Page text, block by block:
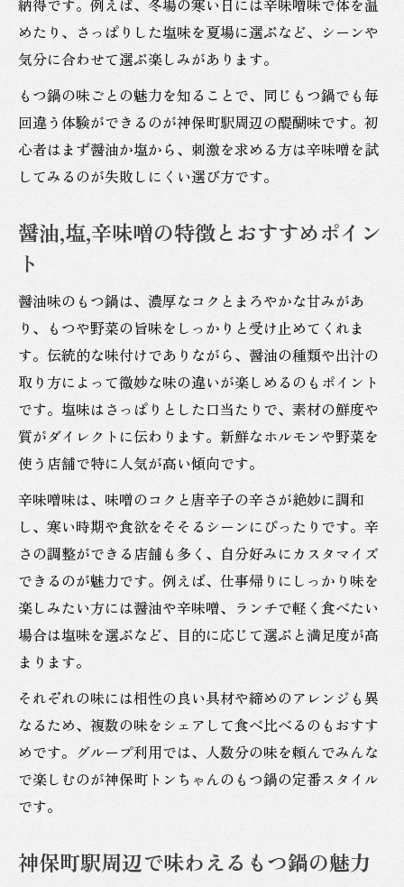
シーンごとに変えるもつ鍋の楽しみ方提案
宴会やグループにおすすめのもつ鍋の味
一人でも楽しめるもつ鍋バリエーション案
内
季節に合わせたもつ鍋の味選びのポイント
飲み会向けもつ鍋選びの楽しみ方を紹介
女子会やデートに合うもつ鍋の味わい方
納得です。例えば、冬場の寒い日には辛味噌味で体を温
めたり、さっぱりした塩味を夏場に選ぶなど、シーンや
気分に合わせて選ぶ楽しみがあります。
もつ鍋の味ごとの魅力を知ることで、同じもつ鍋でも毎
回違う体験ができるのが神保町駅周辺の醍醐味です。初
心者はまず醤油か塩から、刺激を求める方は辛味噌を試
してみるのが失敗しにくい選び方です。
醤油,塩,辛味噌の特徴とおすすめポイン
ト
醤油味のもつ鍋は、濃厚なコクとまろやかな甘みがあ
り、もつや野菜の旨味をしっかりと受け止めてくれま
す。伝統的な味付けでありながら、醤油の種類や出汁の
取り方によって微妙な味の違いが楽しめるのもポイント
です。塩味はさっぱりとした口当たりで、素材の鮮度や
質がダイレクトに伝わります。新鮮なホルモンや野菜を
使う店舗で特に人気が高い傾向です。
辛味噌味は、味噌のコクと唐辛子の辛さが絶妙に調和
し、寒い時期や食欲をそそるシーンにぴったりです。辛
さの調整ができる店舗も多く、自分好みにカスタマイズ
できるのが魅力です。例えば、仕事帰りにしっかり味を
楽しみたい方には醤油や辛味噌、ランチで軽く食べたい
場合は塩味を選ぶなど、目的に応じて選ぶと満足度が高
まります。
それぞれの味には相性の良い具材や締めのアレンジも異
なるため、複数の味をシェアして食べ比べるのもおすす
めです。グループ利用では、人数分の味を頼んでみんな
で楽しむのが神保町トンちゃんのもつ鍋の定番スタイル
です。
神保町駅周辺で味わえるもつ鍋の魅力